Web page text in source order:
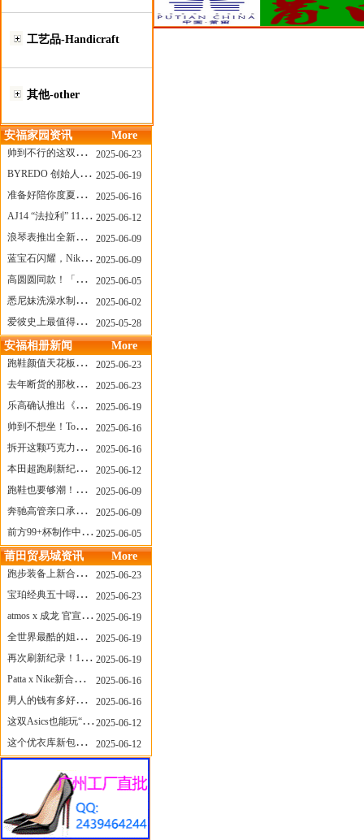
工艺品-Handicraft
其他-other
安福家园资讯 More
帅到不行的这双跑鞋，其实藏着Nike第一位签约跑者的故事
2025-06-23
BYREDO 创始人离任，也带走了那份灵魂感
2025-06-19
准备好陪你度夏，nanamica x Suicoke 新联名来了
2025-06-16
AJ14 “法拉利” 11年后回归，红色超跑气场全开
2025-06-12
浪琴表推出全新先行者系列祖鲁时间1925腕表
2025-06-09
蓝宝石闪耀，Nike Air Max DN8 华丽变身
2025-06-09
高圆圆同款！「赤足New Balance」新联名曝光，铺货了
2025-06-05
悉尼妹洗澡水制成肥皂开启售卖！男粉：这肥皂能吃吗？
2025-06-02
爱彼史上最值得看的大展！揭秘150年传奇制表背后
2025-05-28
安福相册新闻 More
跑鞋颜值天花板？日常也能帅一脸
2025-06-23
去年断货的那枚表， CASIO指环表又要发售了
2025-06-23
乐高确认推出《哥斯拉》积木，这设计也太酷了！
2025-06-19
帅到不想坐！Tom Sachs x Helinox 这把露营椅太炸了
2025-06-16
拆开这颗巧克力，居然是皮卡丘？
2025-06-16
本田超跑刷新纪录了！700万元成交价
2025-06-12
跑鞋也要够潮！昂跑 x Slam Jam 联名即将发售
2025-06-09
奔驰高管亲口承认：电动G级，完全失败了！
2025-06-09
前方99+杯制作中！「爷爷不泡茶」苹果狗、桃桃喵，今夏顶流潮饮！
2025-06-05
莆田贸易城资讯 More
跑步装备上新合集，最近有什么可以关注的呢？
2025-06-23
宝珀经典五十噚家族再添新员 适配所有腕围的38mm小表径腕表亮相
2025-06-23
atmos x 成龙 官宣，《警察故事》联名短袖公布！
2025-06-19
全世界最酷的姐姐，和Nike联名的鞋要来了！
2025-06-19
再次刷新纪录！14只 LABUBU 共拍出240万元
2025-06-19
Patta x Nike新合作提前泄露，这次的服饰周边也有亮点？
2025-06-16
男人的钱有多好赚？四个大学生创业卖短裤，年销8个亿！
2025-06-16
这双Asics也能玩“牛仔感”？TOGA联名即将登场！
2025-06-12
这个优衣库新包，能火起来吗？
2025-06-12